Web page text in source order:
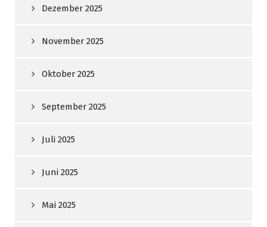
Dezember 2025
November 2025
Oktober 2025
September 2025
Juli 2025
Juni 2025
Mai 2025